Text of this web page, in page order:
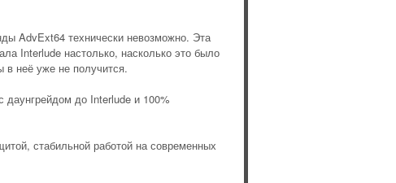
AdvExt64 технически невозможно. Эта
Interlude настолько, насколько это было
в неё уже не получится.
до Interlude и 100%
стабильной работой на современных